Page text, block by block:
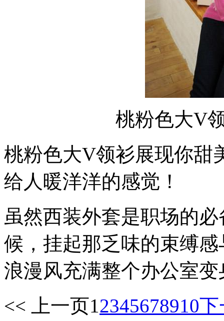
桃粉色大V
桃粉色大V领衫展现你甜
给人暖洋洋的感觉！
虽然西装外套是职场的
候，挂起那乏味的束缚
浪漫风充满整个办公室
<< 上一页12345678910下